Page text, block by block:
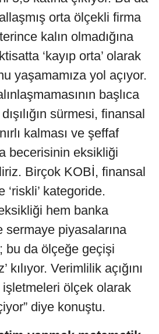
orta ölçekli firma
kalın olmadığına
‘kayıp orta’ olarak
yaşamamıza yol açıyor.
başlıca
sürmesi, finansal
kalması ve şeffaf
becerisinin eksikliği
Birçok KOBİ, finansal
kategoride.
hem banka
sermaye piyasalarına
bu da ölçeğe geçişi
kılıyor. Verimlilik açığını
işletmeleri ölçek olarak
diye konuştu.